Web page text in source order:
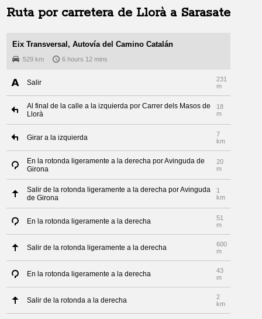
Ruta por carretera de Lloràa Sarasate
Eix Transversal, Autovía del Camino Catalán
529 km 6 hours 12 mins
Salir
231
m
Al final de la calle a la izquierda por Carrer dels Masos de
Llorà
18
m
Girar a la izquierda
7
km
En la rotonda ligeramente a la derecha por Avinguda de
Girona
20
m
Salir de la rotonda ligeramente a la derecha por Avinguda
de Girona
1
km
En la rotonda ligeramente a la derecha
51
m
Salir de la rotonda ligeramente a la derecha
600
m
En la rotonda ligeramente a la derecha
43
m
Salir de la rotonda a la derecha
2
km